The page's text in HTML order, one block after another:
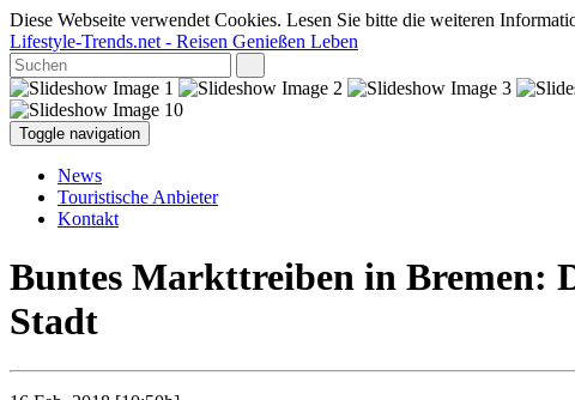
Diese Webseite verwendet Cookies. Lesen Sie bitte die weiteren
Lifestyle-Trends.net - Reisen Genießen Leben
Toggle navigation
News
Touristische Anbieter
Kontakt
Buntes Markttreiben in Bremen:
Stadt